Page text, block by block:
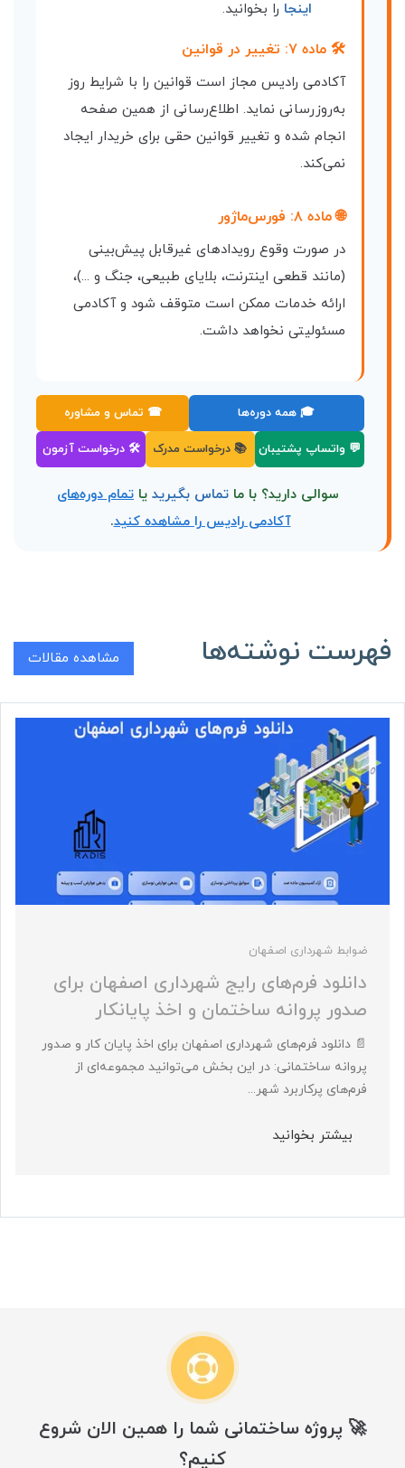
اینجا را بخوانید.
🛠 ماده ۷: تغییر در قوانین
آکادمی رادیس مجاز است قوانین را با شرایط روز
به‌روزرسانی نماید. اطلاع‌رسانی از همین صفحه
انجام شده و تغییر قوانین حقی برای خریدار ایجاد
نمی‌کند.
🌐 ماده ۸: فورس‌ماژور
در صورت وقوع رویدادهای غیرقابل پیش‌بینی
(مانند قطعی اینترنت، بلایای طبیعی، جنگ و ...)،
ارائه خدمات ممکن است متوقف شود و آکادمی
مسئولیتی نخواهد داشت.
🎓 همه دوره‌ها ☎ تماس و مشاوره
💬 واتساپ پشتیبان 📚 درخواست مدرک 🛠 درخواست آزمون
سوالی دارید؟ با ما تماس بگیرید یا تمام دوره‌های
آکادمی رادیس را مشاهده کنید.
فهرست نوشته‌ها مشاهده مقالات
ضوابط شهرداری اصفهان
دانلود فرم‌های رایج شهرداری اصفهان برای
صدور پروانه ساختمان و اخذ پایانکار
📄 دانلود فرم‌های شهرداری اصفهان برای اخذ پایان کار و صدور
پروانه ساختمانی: در این بخش می‌توانید مجموعه‌ای از
فرم‌های پرکاربرد شهر...
بیشتر بخوانید
🚀 پروژه ساختمانی شما را همین الان شروع
کنیم؟